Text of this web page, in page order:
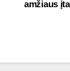
amžiaus